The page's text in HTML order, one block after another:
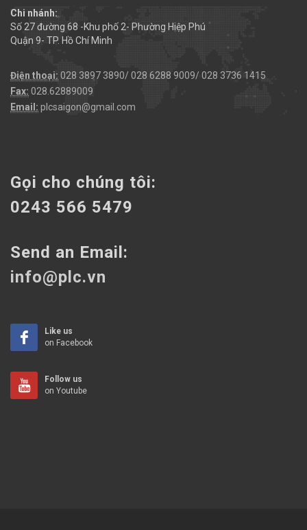
Chi nhánh:
Số 27 đường 68 -Khu phố 2- Phường Hiệp Phú
Quận 9- TP. Hồ Chí Minh
Điện thoại: 028 3897 3890/ 028 6288 9009/ 028 3736 1415
Fax: 028.62889009
Email: plcsaigon@gmail.com
Gọi cho chúng tôi:
0243 566 5479
Send an Email:
info@plc.vn
Like us
on Facebook
Follow us
on Youtube